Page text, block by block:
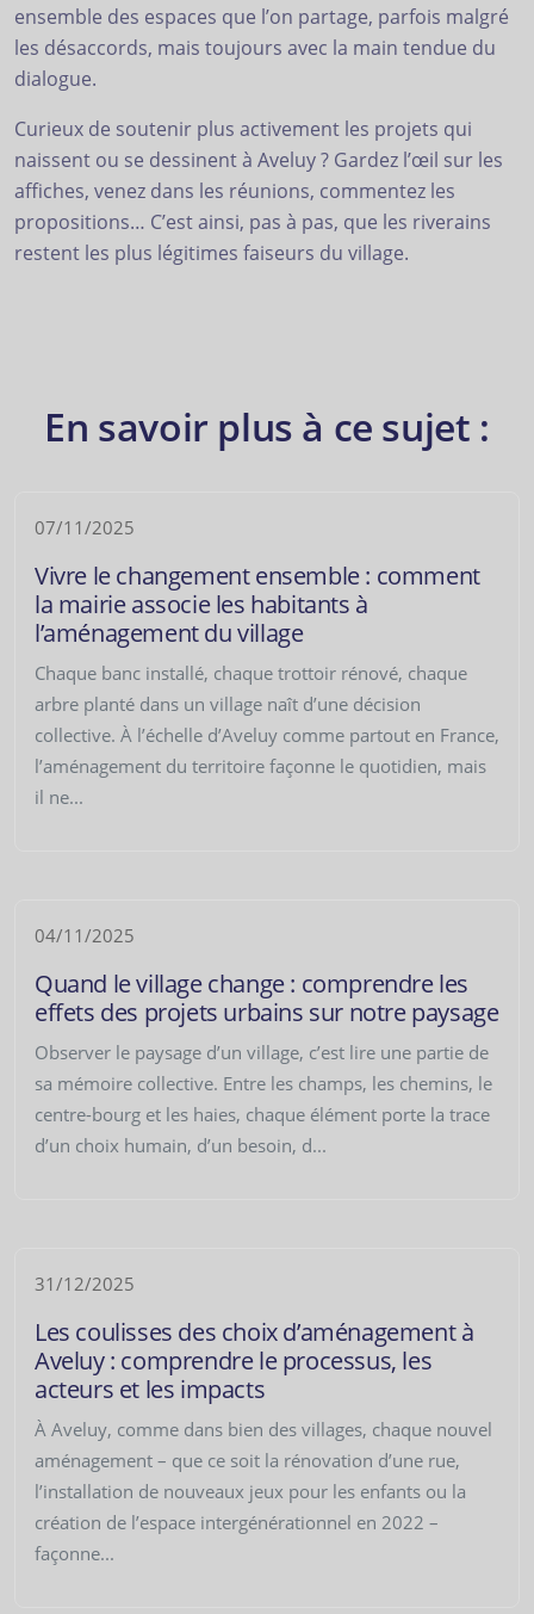
ensemble des espaces que l’on partage, parfois malgré
les désaccords, mais toujours avec la main tendue du
dialogue.
Curieux de soutenir plus activement les projets qui
naissent ou se dessinent à Aveluy ? Gardez l’œil sur les
affiches, venez dans les réunions, commentez les
propositions… C’est ainsi, pas à pas, que les riverains
restent les plus légitimes faiseurs du village.
En savoir plus à ce sujet :
07/11/2025
Vivre le changement ensemble : comment
la mairie associe les habitants à
l’aménagement du village
Chaque banc installé, chaque trottoir rénové, chaque
arbre planté dans un village naît d’une décision
collective. À l’échelle d’Aveluy comme partout en France,
l’aménagement du territoire façonne le quotidien, mais
il ne...
04/11/2025
Quand le village change : comprendre les
effets des projets urbains sur notre paysage
Observer le paysage d’un village, c’est lire une partie de
sa mémoire collective. Entre les champs, les chemins, le
centre-bourg et les haies, chaque élément porte la trace
d’un choix humain, d’un besoin, d...
31/12/2025
Les coulisses des choix d’aménagement à
Aveluy : comprendre le processus, les
acteurs et les impacts
À Aveluy, comme dans bien des villages, chaque nouvel
aménagement – que ce soit la rénovation d’une rue,
l’installation de nouveaux jeux pour les enfants ou la
création de l’espace intergénérationnel en 2022 –
façonne...